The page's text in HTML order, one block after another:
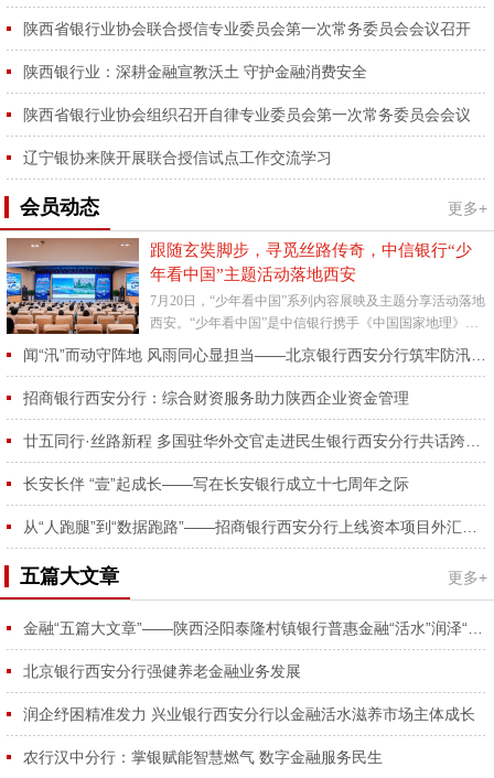
陕西省银行业协会联合授信专业委员会第一次常务委员会会议召开
陕西银行业：深耕金融宣教沃土 守护金融消费安全
陕西省银行业协会组织召开自律专业委员会第一次常务委员会会议
辽宁银协来陕开展联合授信试点工作交流学习
会员动态 更多+
跟随玄奘脚步，寻觅丝路传奇，中信银行“少
年看中国”主题活动落地西安
7月20日，“少年看中国”系列内容展映及主题分享活动落地
西安。“少年看中国”是中信银行携手《中国国家地理》杂
志社为亲子家庭特别打造的主题活动，旨在以精彩地理内
容...
招商银行西安分行：综合财资服务助力陕西企业资金管理
长安长伴 “壹”起成长——写在长安银行成立十七周年之际
五篇大文章 更多+
北京银行西安分行强健养老金融业务发展
润企纾困精准发力 兴业银行西安分行以金融活水滋养市场主体成长
农行汉中分行：掌银赋能智慧燃气 数字金融服务民生